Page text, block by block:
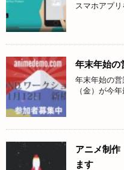
スマホアプリ
年末年始の
年末年始の
（金）が今
アニメ制
ます